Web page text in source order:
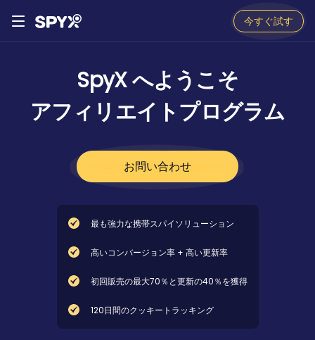
今すぐ試す
SpyX へようこそ
アフィリエイトプログラム
お問い合わせ
最も強力な携帯スパイソリューション
高いコンバージョン率 + 高い更新率
初回販売の最大70％と更新の40％を獲得
120日間のクッキートラッキング